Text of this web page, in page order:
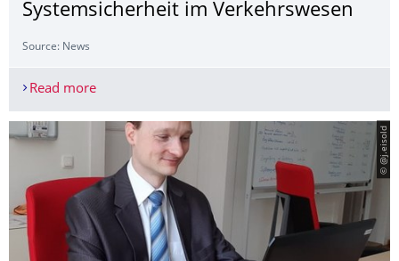
Systemsicherheit im Verkehrswesen
Source: News
Read moreAusschreibung Professur für Systemsicherheit
© @j.eisold